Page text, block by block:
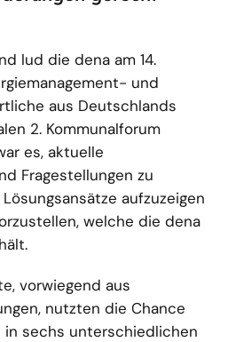
lud die dena am 14.
und
aus Deutschlands
2. Kommunalforum
es, aktuelle
Fragestellungen zu
aufzuzeigen
welche die dena
vorwiegend aus
nutzten die Chance
sechs unterschiedlichen